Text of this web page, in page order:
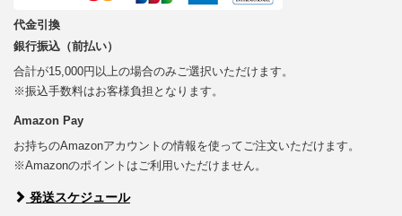
代金引換
銀行振込（前払い）
合計が15,000円以上の場合のみご選択いただけます。
※振込手数料はお客様負担となります。
Amazon Pay
お持ちのAmazonアカウントの情報を使ってご注文いただけます。
※Amazonのポイントはご利用いただけません。
発送スケジュール